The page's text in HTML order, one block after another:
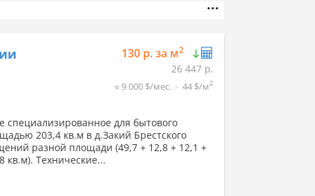
130 р. за м2
26 447 р.
≈ 9 000 $/мес. 44 $/м2
специализированное для бытового
203,4 кв.м в д.Закий Брестского
разной площади (49,7 + 12,8 + 12,1 +
кв.м). Технические...